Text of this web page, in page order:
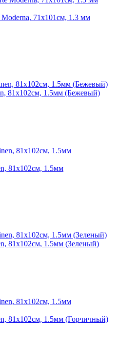
71х101см, 1.3 мм
81x102см, 1.5мм (Бежевый)
81x102см, 1.5мм
81x102см, 1.5мм (Зеленый)
81x102см, 1.5мм (Горчичный)